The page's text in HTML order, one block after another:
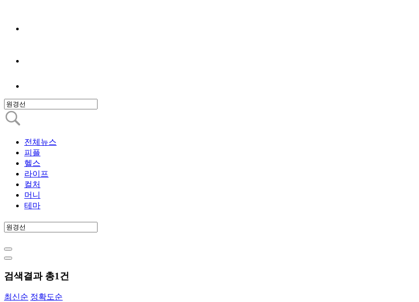
전체뉴스
피플
헬스
라이프
컬처
머니
테마
검색결과 총1건
최신순 정확도순